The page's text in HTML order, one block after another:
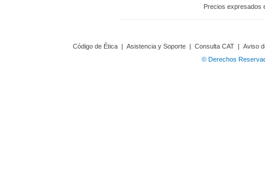
Precios expresados
Código de Ética | Asistencia y Soporte | Consulta CAT | Aviso
© Derechos